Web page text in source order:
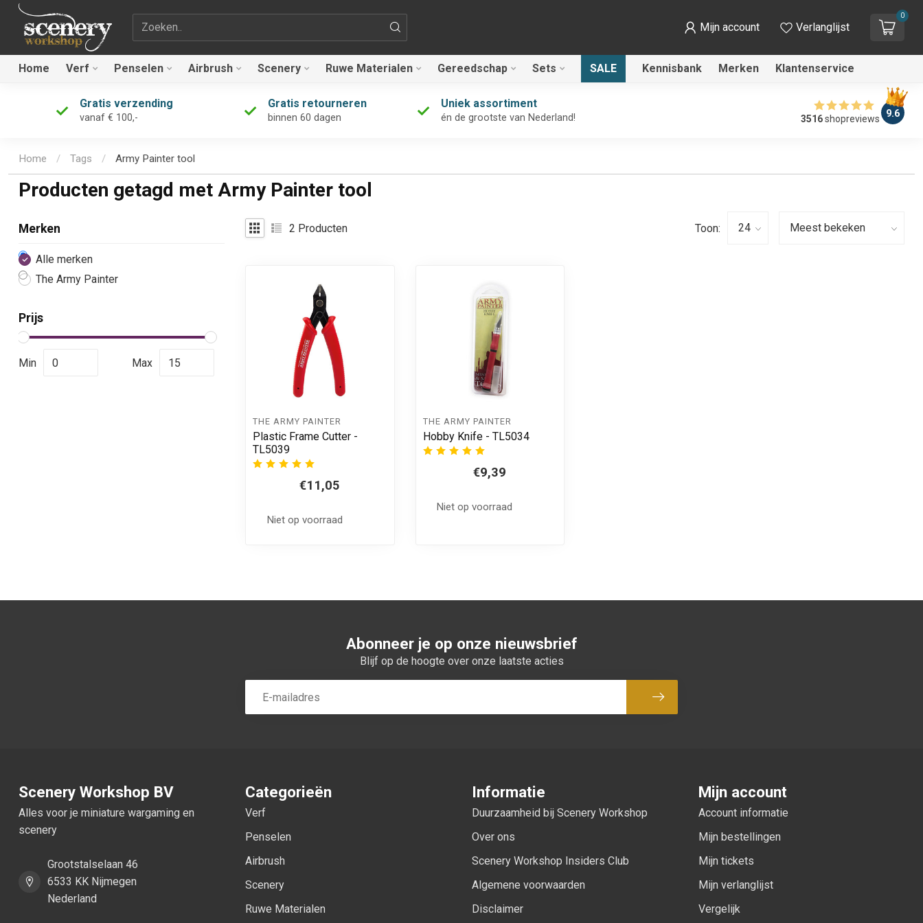
Zoekterm Mijn account Verlanglijst
0
Home Verf Penselen Airbrush Scenery Ruwe Materialen Gereedschap Sets SALE Kennisbank Merken Klantenservice
Gratis verzending
vanaf € 100,-
Gratis retourneren
binnen 60 dagen
Uniek assortiment
én de grootste van Nederland! 3516shopreviews 9.6
Home / Tags / Army Painter tool
Producten getagd met Army Painter tool
Merken
Alle merken
The Army Painter
Prijs
Min Max
2 Producten Toon:
THE ARMY PAINTER
Plastic Frame Cutter -
TL5039
€11,05
Niet op voorraad
THE ARMY PAINTER
Hobby Knife - TL5034
€9,39
Niet op voorraad
Abonneer je op onze nieuwsbrief
Blijf op de hoogte over onze laatste acties
Abonneer
Scenery Workshop BV
Alles voor je miniature wargaming en
scenery
Grootstalselaan 46
6533 KK Nijmegen
Nederland
Categorieën
Verf
Penselen
Airbrush
Scenery
Ruwe Materialen
Informatie
Duurzaamheid bij Scenery Workshop
Over ons
Scenery Workshop Insiders Club
Algemene voorwaarden
Disclaimer
Mijn account
Account informatie
Mijn bestellingen
Mijn tickets
Mijn verlanglijst
Vergelijk